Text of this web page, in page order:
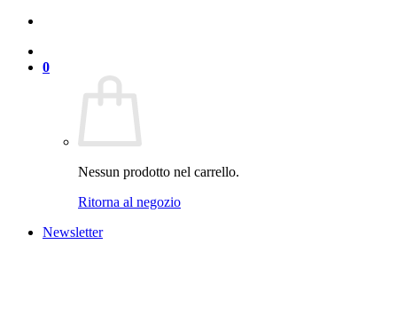
0
Nessun prodotto nel carrello.
Ritorna al negozio
Newsletter